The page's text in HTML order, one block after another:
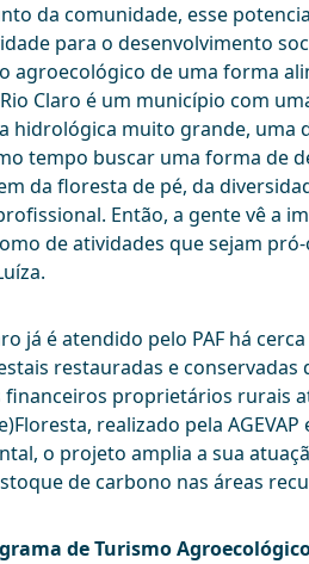
da comunidade, esse
para o desenvolvimento
agroecológico de uma forma
Claro é um município com
hidrológica muito grande,
tempo buscar uma forma de
da floresta de pé, da
Então, a gente vê a
de atividades que sejam
já é atendido pelo PAF há
restauradas e
proprietários rurais
realizado pela
o projeto amplia a sua
de carbono nas áreas
de Turismo